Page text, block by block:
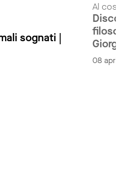
sognati |
Al
08